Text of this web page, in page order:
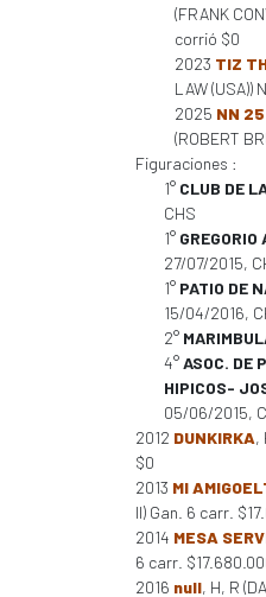
(FRANK
corrió $0
2023 TIZ
LAW (USA))
2025 NN
(ROBERT
Figuraciones :
1° CLUB DE
CHS
1°
27/07/2015,
1° PATIO DE
15/04/2016,
2°
4°ASOC. DE
HIPICOS-
05/06/2015,
2012 DUNKIRKA,
$0
2013 MI
II) Gan. 6 carr.
2014 MESA
6 carr.
2016 null, H, R